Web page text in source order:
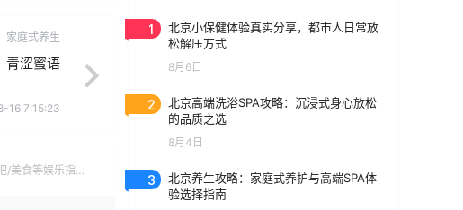
家庭式养生
青涩蜜语
16 7:15:23
/美食等娱乐指
1
北京小保健体验真实分享，都市人日常放
松解压方式
8月6日
2
北京高端洗浴SPA攻略：沉浸式身心放松
的品质之选
8月4日
3
北京养生攻略：家庭式养护与高端SPA体
验选择指南